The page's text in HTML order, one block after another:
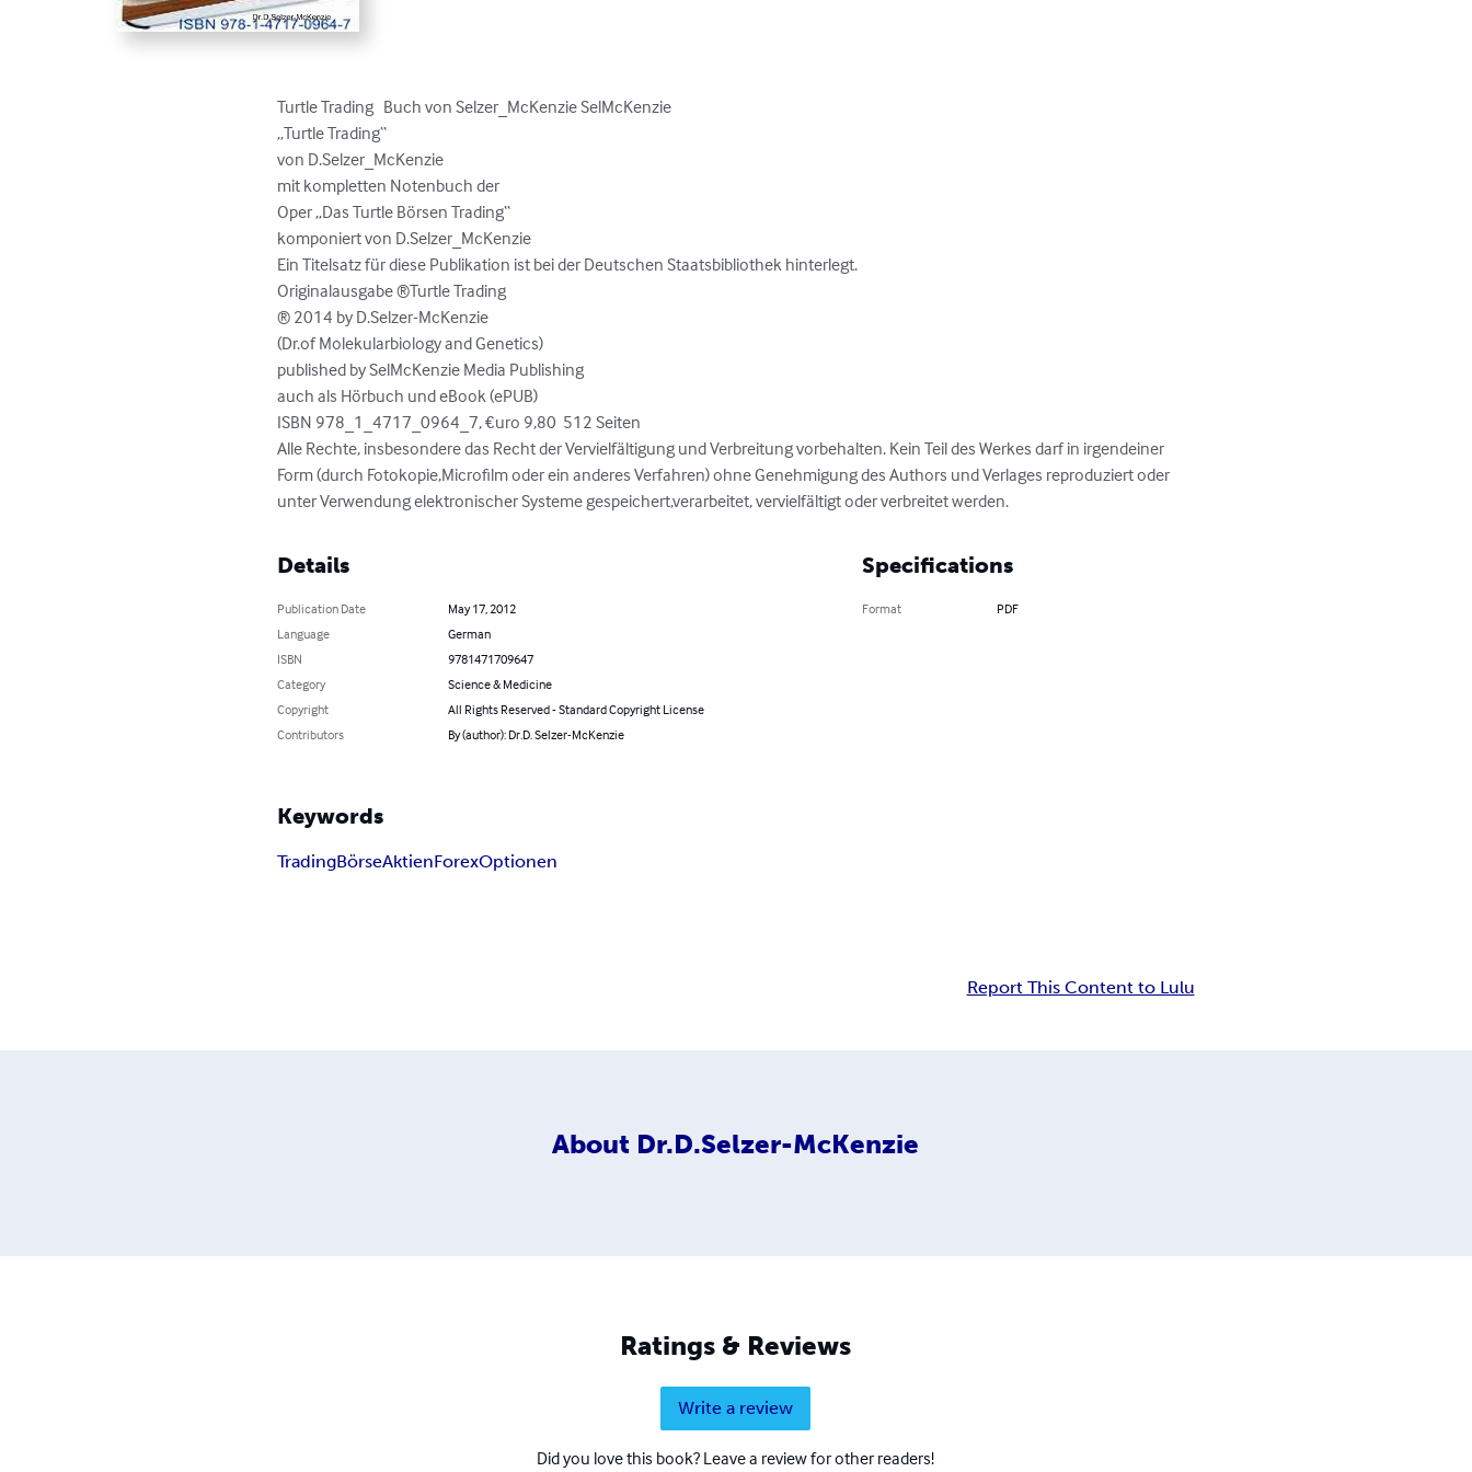
Turtle Trading   Buch von Selzer_McKenzie SelMcKenzie
„Turtle Trading“
von D.Selzer_McKenzie
mit kompletten Notenbuch der
Oper „Das Turtle Börsen Trading“
komponiert von D.Selzer_McKenzie
Ein Titelsatz für diese Publikation ist bei der Deutschen Staatsbibliothek hinterlegt.
Originalausgabe ®Turtle Trading
® 2014 by D.Selzer-McKenzie
(Dr.of Molekularbiology and Genetics)
published by SelMcKenzie Media Publishing
auch als Hörbuch und eBook (ePUB)
ISBN 978_1_4717_0964_7, €uro 9,80  512 Seiten
Alle Rechte, insbesondere das Recht der Vervielfältigung und Verbreitung vorbehalten. Kein Teil des Werkes darf in irgendeiner
Form (durch Fotokopie,Microfilm oder ein anderes Verfahren) ohne Genehmigung des Authors und Verlages reproduziert oder
unter Verwendung elektronischer Systeme gespeichert,verarbeitet, vervielfältigt oder verbreitet werden.
Details
Publication Date
May 17, 2012
Language
German
ISBN
9781471709647
Category
Science & Medicine
Copyright
All Rights Reserved - Standard Copyright License
Contributors
By (author): Dr.D. Selzer-McKenzie
Specifications
Format PDF
Keywords
TradingBörseAktienForexOptionen
Report This Content to Lulu
About Dr.D.Selzer-McKenzie
Ratings & Reviews
Write a review
Did you love this book? Leave a review for other readers!